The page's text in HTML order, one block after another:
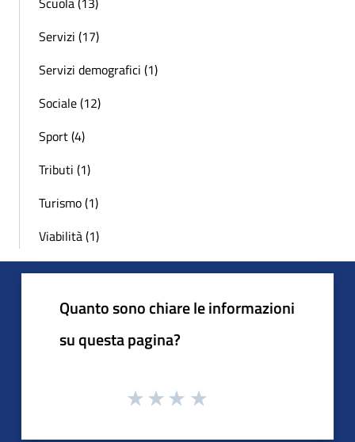
Servizi (17)
Servizi demografici (1)
Sociale (12)
Sport (4)
Tributi (1)
Turismo (1)
Viabilità (1)
Quanto sono chiare le informazioni
su questa pagina?